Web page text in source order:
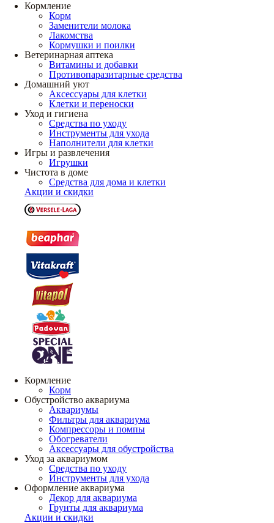
Кормление
Корм
Заменители молока
Лакомства
Кормушки и поилки
Ветеринарная аптека
Витамины и добавки
Противопаразитарные средства
Домашний уют
Аксессуары для клетки
Клетки и переноски
Уход и гигиена
Средства по уходу
Инструменты для ухода
Наполнители для клетки
Игры и развлечения
Игрушки
Чистота в доме
Средства для дома и клетки
Акции и скидки
Кормление
Корм
Обустройство аквариума
Аквариумы
Фильтры для аквариума
Компрессоры и помпы
Обогреватели
Аксессуары для обустройства
Уход за аквариумом
Средства по уходу
Инструменты для ухода
Оформление аквариума
Декор для аквариума
Грунты для аквариума
Акции и скидки